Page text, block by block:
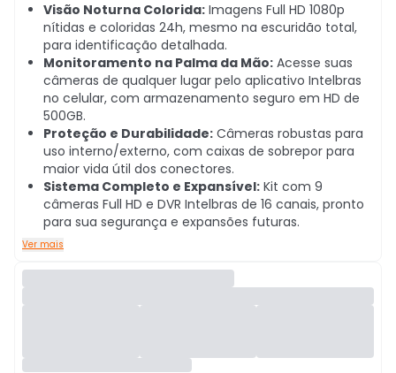
Visão Noturna Colorida: Imagens Full HD 1080p
nítidas e coloridas 24h, mesmo na escuridão total,
para identificação detalhada.
Monitoramento na Palma da Mão: Acesse suas
câmeras de qualquer lugar pelo aplicativo Intelbras
no celular, com armazenamento seguro em HD de
500GB.
Proteção e Durabilidade: Câmeras robustas para
uso interno/externo, com caixas de sobrepor para
maior vida útil dos conectores.
Sistema Completo e Expansível: Kit com 9
câmeras Full HD e DVR Intelbras de 16 canais, pronto
para sua segurança e expansões futuras.
Ver mais